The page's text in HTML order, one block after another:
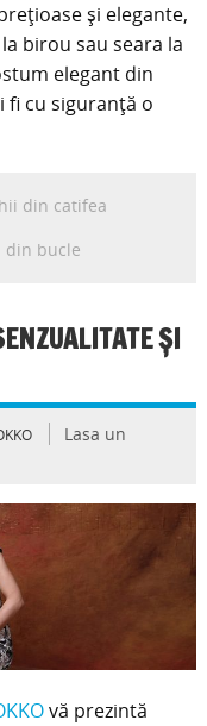
și elegante,
birou sau seara la
elegant din
fi cu siguranță o
din catifea
din bucle
ȘI
Lasa un
vă prezintă